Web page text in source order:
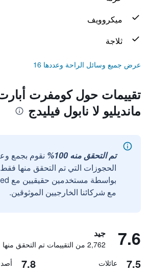
ميكروويف
ثلاجة
عرض جميع وسائل الراحة وعددها 16
تقييمات حول كومفرت
مانديليو لا نابول فيليدج
تم التحقق منه 100%
نقوم بجمع
الحجوزات التي تم التحقق منها فقط
مع شركائنا الخارجيين الموثوقين.
7.6 جيد
2,762 من التقييمات تم التحقق منها
7.5 عائلات 7.8